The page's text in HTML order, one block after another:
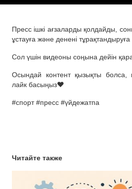
Пресс ішкі ағзаларды қолдайды,
ұстауға және денені тұрақтандыруға
Сол үшін видеоны соңына дейін
Осындай контент қызықты болса,
лайк басыңыз❤️
#спорт #пресс #үйдежатпа
Читайте также